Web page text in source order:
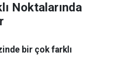
Noktalarında
bir çok farklı